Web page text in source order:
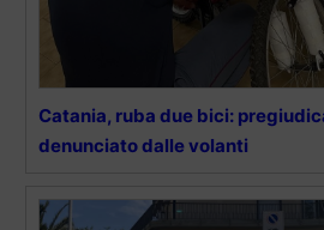
Catania, ruba due bici:
denunciato dalle volanti